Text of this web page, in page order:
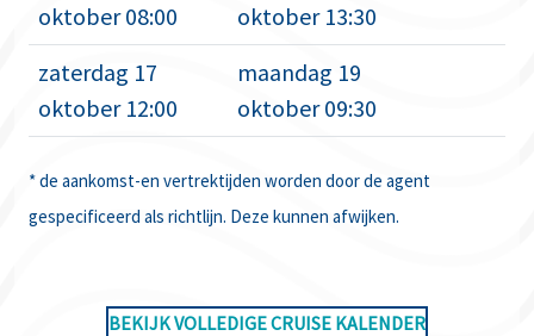
oktober 08:00
oktober 13:30
zaterdag 17
oktober 12:00
maandag 19
oktober 09:30
* de aankomst-en vertrektijden worden door de agent
gespecificeerd als richtlijn. Deze kunnen afwijken.
BEKIJK VOLLEDIGE CRUISE KALENDER